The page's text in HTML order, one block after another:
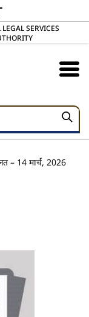
SERVICES
– 14 मार्च, 2026